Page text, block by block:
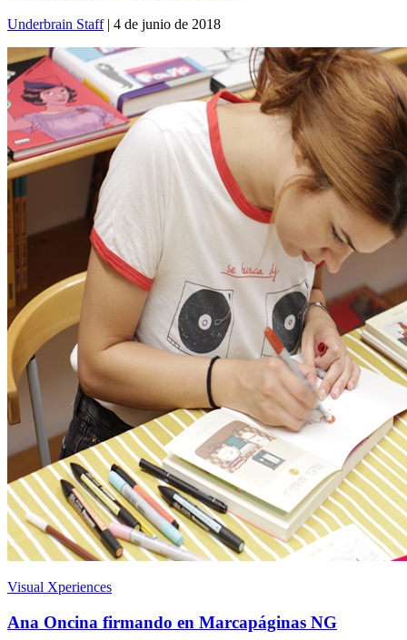
Underbrain Staff| 4 de junio de 2018
Visual Xperiences
Ana Oncina firmando en Marcapáginas NG